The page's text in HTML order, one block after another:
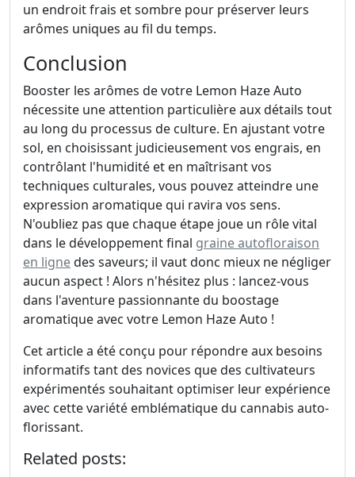
un endroit frais et sombre pour préserver leurs
arômes uniques au fil du temps.
Conclusion
Booster les arômes de votre Lemon Haze Auto
nécessite une attention particulière aux détails tout
au long du processus de culture. En ajustant votre
sol, en choisissant judicieusement vos engrais, en
contrôlant l'humidité et en maîtrisant vos
techniques culturales, vous pouvez atteindre une
expression aromatique qui ravira vos sens.
N'oubliez pas que chaque étape joue un rôle vital
dans le développement final graine autofloraison
en lignedes saveurs; il vaut donc mieux ne négliger
aucun aspect ! Alors n'hésitez plus : lancez-vous
dans l'aventure passionnante du boostage
aromatique avec votre Lemon Haze Auto !
Cet article a été conçu pour répondre aux besoins
informatifs tant des novices que des cultivateurs
expérimentés souhaitant optimiser leur expérience
avec cette variété emblématique du cannabis auto-
florissant.
Related posts: